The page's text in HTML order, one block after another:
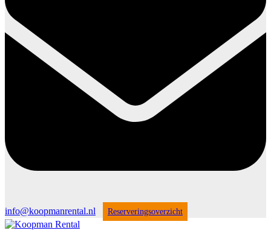
info@koopmanrental.nl Reserveringsoverzicht